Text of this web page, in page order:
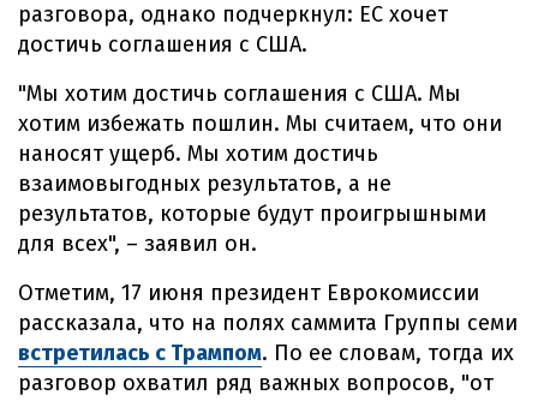
разговора, однако подчеркнул: ЕС хочет
достичь соглашения с США.
"Мы хотим достичь соглашения с США. Мы
хотим избежать пошлин. Мы считаем, что они
наносят ущерб. Мы хотим достичь
взаимовыгодных результатов, а не
результатов, которые будут проигрышными
для всех", – заявил он.
Отметим, 17 июня президент Еврокомиссии
рассказала, что на полях саммита Группы семи
встретилась с Трампом. По ее словам, тогда их
разговор охватил ряд важных вопросов, "от